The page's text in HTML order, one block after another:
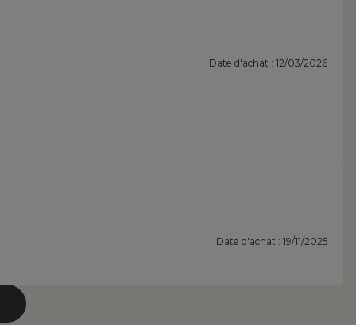
Date d'achat : 12/03/2026
Date d'achat : 19/11/2025